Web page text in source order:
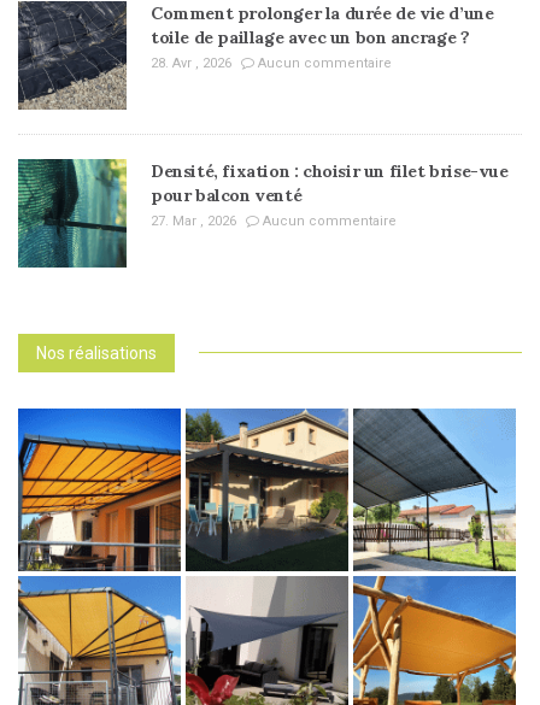
Comment prolonger la durée de vie d’une
toile de paillage avec un bon ancrage ?
28. Avr , 2026 Aucun commentaire
Densité, fixation : choisir un filet brise-vue
pour balcon venté
27. Mar , 2026 Aucun commentaire
Nos réalisations